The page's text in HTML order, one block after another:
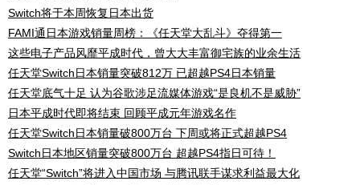
Switch将于本周恢复日本出货
FAMI通日本游戏销量周榜：《任天堂大乱斗》夺得第一
这些电子产品风靡平成时代，曾大大丰富御宅族的业余生活
任天堂Switch日本销量突破812万 已超越PS4日本销量
任天堂底气十足 认为谷歌涉足流媒体游戏“是良机不是威胁”
日本平成时代即将结束 回顾平成元年游戏名作
任天堂Switch日本销量破800万台 下周或将正式超越PS4
Switch日本地区销量突破800万台 超越PS4指日可待！
任天堂“Switch”将进入中国市场 与腾讯联手谋求利益最大化